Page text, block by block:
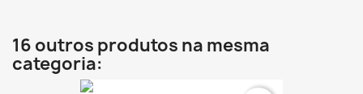
16 outros produtos na mesma
categoria: